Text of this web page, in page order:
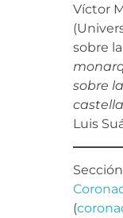
Víctor
sobre
sobre
Luis
(